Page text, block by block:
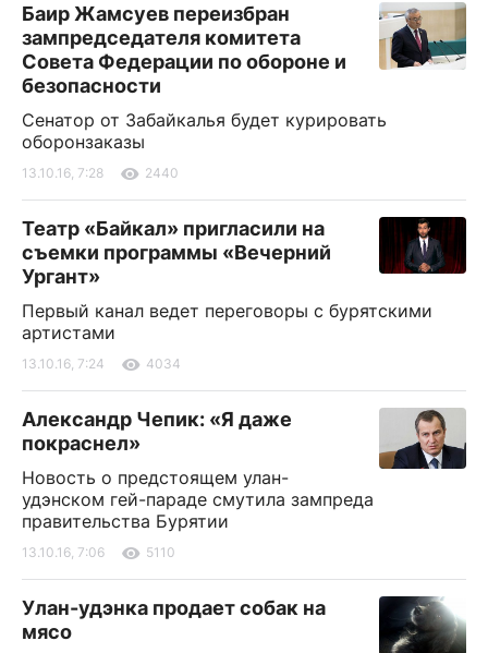
Баир Жамсуев переизбран
зампредседателя комитета
Совета Федерации по обороне и
безопасности
Сенатор от Забайкалья будет курировать
оборонзаказы
13.10.16, 7:28 2440
Театр «Байкал» пригласили на
съемки программы «Вечерний
Ургант»
Первый канал ведет переговоры с бурятскими
артистами
13.10.16, 7:24 4034
Александр Чепик: «Я даже
покраснел»
Новость о предстоящем улан-
удэнском гей-параде смутила зампреда
правительства Бурятии
13.10.16, 7:06 5110
Улан-удэнка продает собак на
мясо